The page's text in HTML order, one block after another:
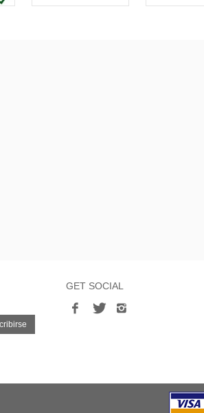
GET SOCIAL